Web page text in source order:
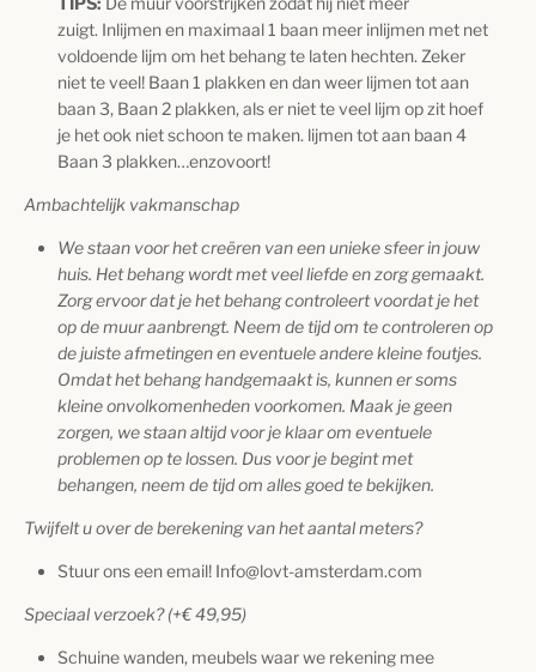
zuigt. Inlijmen en maximaal 1 baan meer inlijmen met net
voldoende lijm om het behang te laten hechten. Zeker
niet te veel! Baan 1 plakken en dan weer lijmen tot aan
baan 3, Baan 2 plakken, als er niet te veel lijm op zit hoef
je het ook niet schoon te maken. lijmen tot aan baan 4
Baan 3 plakken…enzovoort!
Ambachtelijk vakmanschap
We staan voor het creëren van een unieke sfeer in jouw
huis. Het behang wordt met veel liefde en zorg gemaakt.
Zorg ervoor dat je het behang controleert voordat je het
op de muur aanbrengt. Neem de tijd om te controleren op
de juiste afmetingen en eventuele andere kleine foutjes.
Omdat het behang handgemaakt is, kunnen er soms
kleine onvolkomenheden voorkomen. Maak je geen
zorgen, we staan altijd voor je klaar om eventuele
problemen op te lossen. Dus voor je begint met
behangen, neem de tijd om alles goed te bekijken.
Twijfelt u over de berekening van het aantal meters?
Stuur ons een email! Info@lovt-amsterdam.com
Speciaal verzoek? (+€49,95)
Schuine wanden, meubels waar we rekening mee